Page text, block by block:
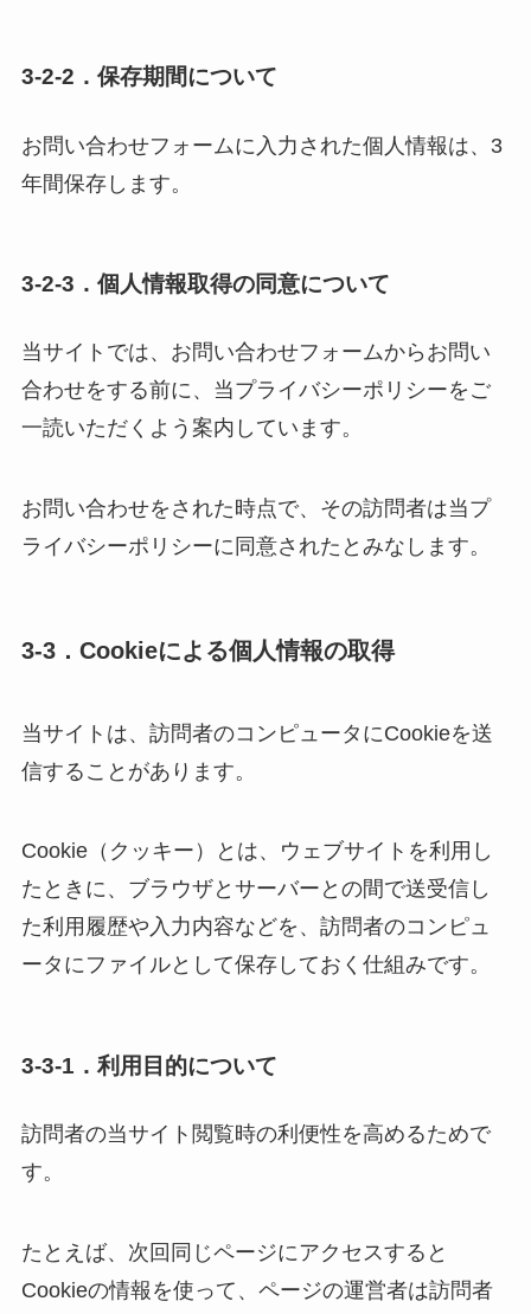
3-2-2．保存期間について
お問い合わせフォームに入力された個人情報は、3
年間保存します。
3-2-3．個人情報取得の同意について
当サイトでは、お問い合わせフォームからお問い
合わせをする前に、当プライバシーポリシーをご
一読いただくよう案内しています。
お問い合わせをされた時点で、その訪問者は当プ
ライバシーポリシーに同意されたとみなします。
3-3．Cookieによる個人情報の取得
当サイトは、訪問者のコンピュータにCookieを送
信することがあります。
Cookie（クッキー）とは、ウェブサイトを利用し
たときに、ブラウザとサーバーとの間で送受信し
た利用履歴や入力内容などを、訪問者のコンピュ
ータにファイルとして保存しておく仕組みです。
3-3-1．利用目的について
訪問者の当サイト閲覧時の利便性を高めるためで
す。
たとえば、次回同じページにアクセスすると
Cookieの情報を使って、ページの運営者は訪問者